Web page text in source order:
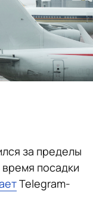
за пределы
посадки
Telegram-